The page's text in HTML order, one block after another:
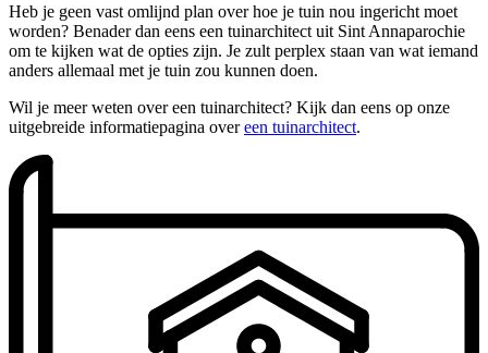
Heb je geen vast omlijnd plan over hoe je tuin nou ingericht moet
worden? Benader dan eens een tuinarchitect uit Sint Annaparochie
om te kijken wat de opties zijn. Je zult perplex staan van wat iemand
anders allemaal met je tuin zou kunnen doen.
Wil je meer weten over een tuinarchitect? Kijk dan eens op onze
uitgebreide informatiepagina overeen tuinarchitect.